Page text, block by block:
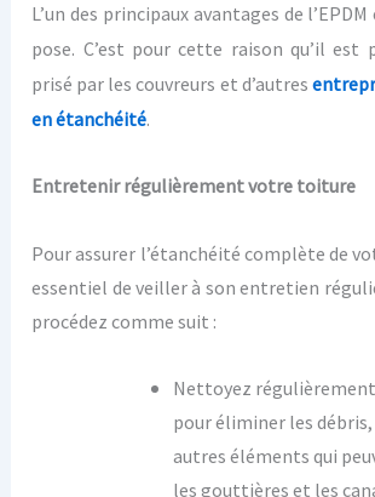
L’un des principaux avantages de
pose. C’est pour cette raison qu’il est
prisé par les couvreurs et d’autres
en étanchéité.
Entretenir régulièrement votre toiture
Pour assurer l’étanchéité complète de
essentiel de veiller à son entretien
procédez comme suit :
Nettoyez
pour éliminer les
autres éléments qui
les gouttières et les